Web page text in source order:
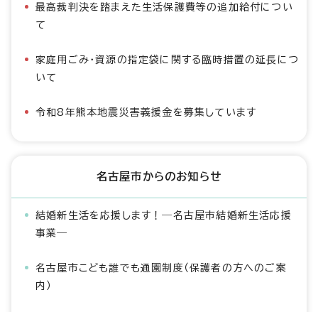
最高裁判決を踏まえた生活保護費等の追加給付につい
て
家庭用ごみ・資源の指定袋に関する臨時措置の延長につ
いて
令和8年熊本地震災害義援金を募集しています
名古屋市からのお知らせ
結婚新生活を応援します！―名古屋市結婚新生活応援
事業―
名古屋市こども誰でも通園制度（保護者の方へのご案
内）